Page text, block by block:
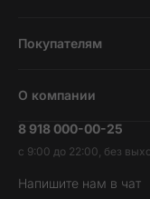
Планшеты
Наушники и колонки
Покупателям
Трейд-ин
Гарантия и возврат
Доставка и оплата
О компании
Вакансии
Контакты
Обратная связь
8 918 000-00-25
с 9:00 до 22:00, без
Напишите нам в чат